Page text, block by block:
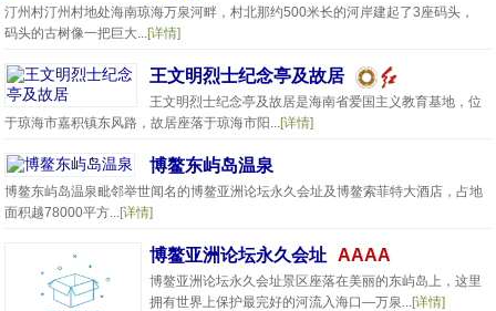
汀州村汀州村地处海南琼海万泉河畔，村北那约500米长的河岸建起了3座码头，
码头的古树像一把巨大...[详情]
王文明烈士纪念亭及故居
王文明烈士纪念亭及故居是海南省爱国主义教育基地，位
于琼海市嘉积镇东风路，故居座落于琼海市阳...[详情]
博鳌东屿岛温泉
博鳌东屿岛温泉毗邻举世闻名的博鳌亚洲论坛永久会址及博鳌索菲特大酒店，占地
面积越78000平方...[详情]
博鳌亚洲论坛永久会址 AAAA
博鳌亚洲论坛永久会址景区座落在美丽的东屿岛上，这里
拥有世界上保护最完好的河流入海口—万泉...[详情]